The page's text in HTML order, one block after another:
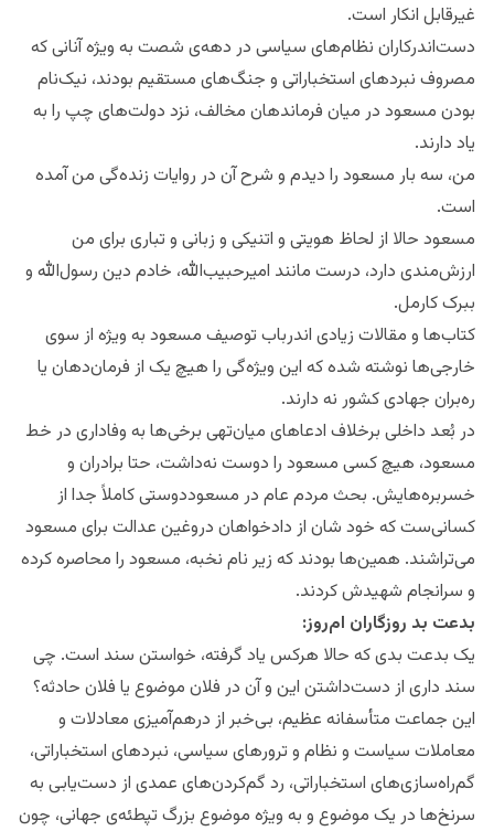
غیرقابل انکار است.
دست‌اندرکاران نظام‌های سیاسی در دهه‌ی شصت به ویژه آنانی که
مصروف نبردهای استخباراتی و جنگ‌های مستقیم بودند، نیک‌نام
بودن مسعود در میان فرماندهان مخالف، نزد دولت‌های چپ را به
یاد دارند.
من،‌ سه بار مسعود را دیدم و شرح آن در روایات زنده‌گی من آمده
است.
مسعود حالا از لحاظ هویتی و اتنیکی و زبانی و تباری برای من
ارزش‌مند‌ی دارد، درست مانند امیرحبیب‌الله، خادم دین رسول‌الله و
ببرک کارمل.
کتاب‌ها و مقالات زیادی اندرباب توصیف مسعود به ویژه از سوی
خارجی‌ها نوشته شده که این ویژه‌گی را هیچ یک از فرمان‌دهان یا
ره‌بران جهادی کشور نه دارند.
در بُعد داخلی برخلاف ادعا‌های میان‌تهی برخی‌ها به وفاداری در خط
مسعود، هیچ کسی مسعود را دوست نه‌داشت، حتا برادران و
خسربره‌هایش. بحث مردم عام در مسعود‌دوستی کاملاً جدا از
کسانی‌ست که خود شان از دادخواهان دروغین عدالت برای مسعود
می‌تراشند. همین‌ها بودند که زیر نام نخبه، مسعود را محاصره کرده
و سرانجام شهیدش کردند.
بدعت بد روزگاران ام‌روز:
یک بدعت بدی که حالا هرکس یاد گرفته، خواستن سند است. چی
سند داری از دست‌داشتن این و آن در فلان موضوع یا فلان حادثه؟
این جماعت متأسفانه عظیم،‌ بی‌خبر از درهم‌آمیزی معادلات و
معاملات سیاست و نظام و ترورهای سیاسی، نبر‌دهای استخباراتی،‌
گم‌راه‌سازی‌های استخباراتی، رد گم‌کردن‌های عمدی از دست‌یابی به
سرنخ‌ها در یک موضوع‌ و به ویژه موضوع بزرگ تپطئه‌ی جهانی، چون